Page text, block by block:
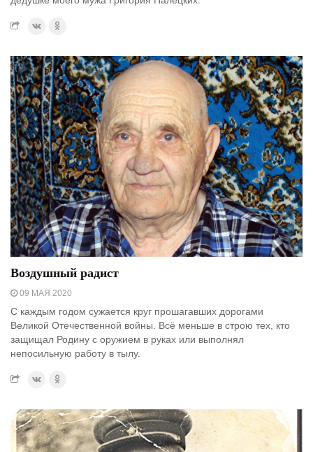
Воздушный радист
09 МАЯ 2020
С каждым годом сужается круг прошагавших дорогами
Великой Отечественной войны. Всё меньше в строю тех, кто
защищал Родину с оружием в руках или выполнял
непосильную работу в тылу.